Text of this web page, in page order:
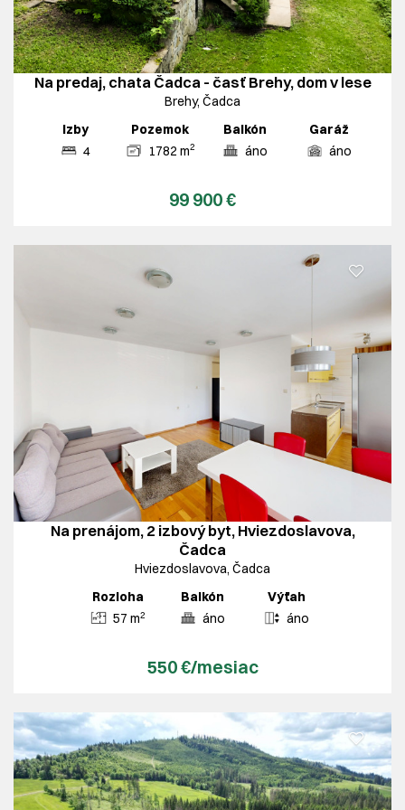
Na predaj, chata Čadca - časť Brehy, dom v lese
Brehy, Čadca
Izby
4
Pozemok
1782 m2
Balkón
áno
Garáž
áno
99 900 €
Na prenájom, 2 izbový byt, Hviezdoslavova,
Čadca
Hviezdoslavova, Čadca
Rozloha
57 m2
Balkón
áno
Výťah
áno
550 €/mesiac